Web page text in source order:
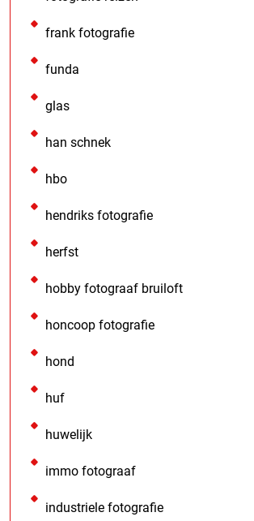
frank fotografie
funda
glas
han schnek
hbo
hendriks fotografie
herfst
hobby fotograaf bruiloft
honcoop fotografie
hond
huf
huwelijk
immo fotograaf
industriele fotografie